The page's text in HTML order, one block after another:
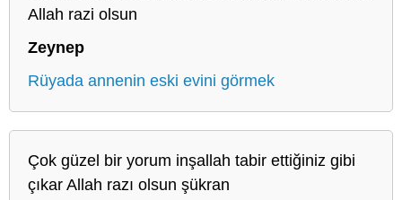
Allah razi olsun
Zeynep
Rüyada annenin eski evini görmek
Çok güzel bir yorum inşallah tabir ettiğiniz gibi
çıkar Allah razı olsun şükran